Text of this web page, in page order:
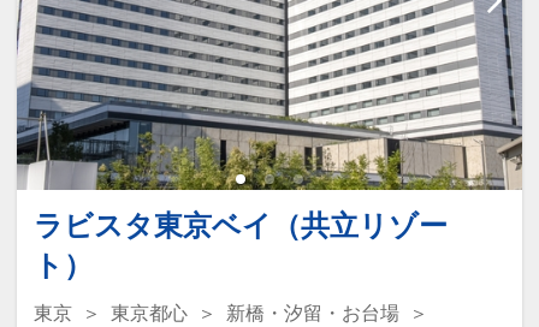
※ご覧のページがどちらかを【食事条
件】の項目でご確認のうえ、予約にお進
み下さい。
設定期間：2026年4月1日～2026年9月
30日
インターネットコース番号：DP-1-
17505890
ラビスタ東京ベイ（共立リゾー
ト）
東京 東京都心
新橋・汐留・お台場